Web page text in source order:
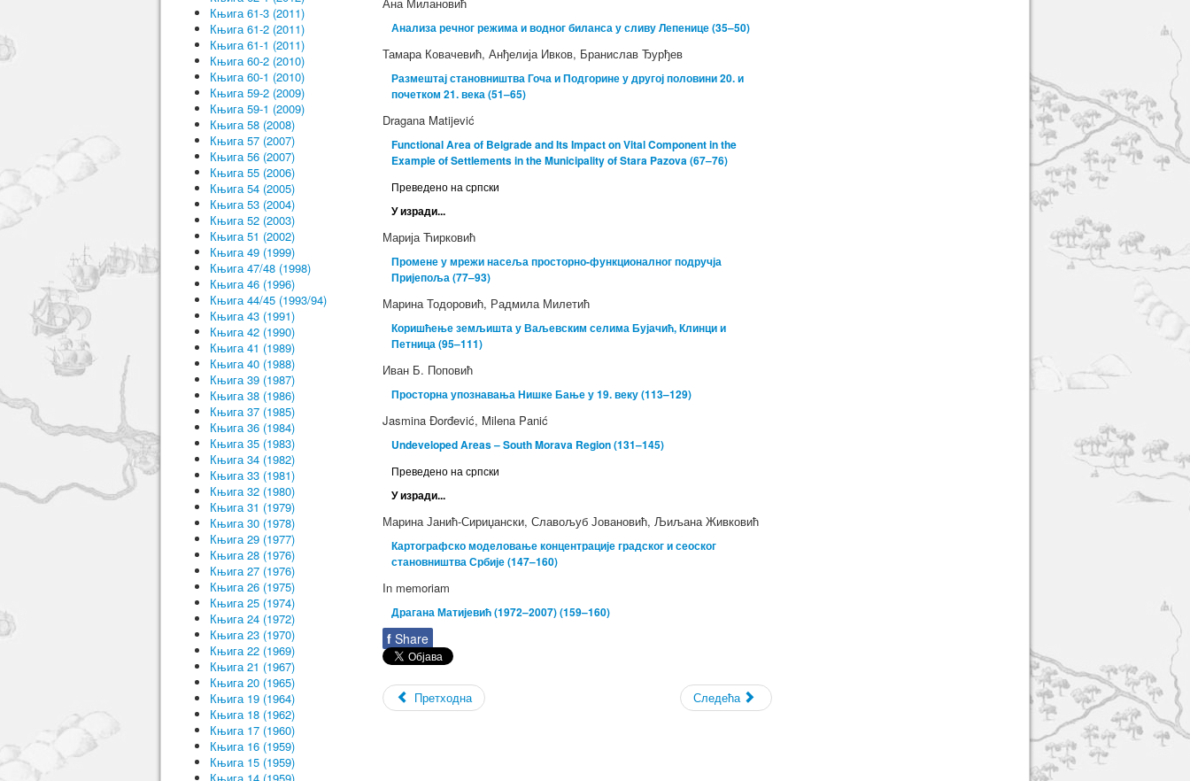
Књига 61-3 (2011)
Књига 61-2 (2011)
Књига 61-1 (2011)
Књига 60-2 (2010)
Књига 60-1 (2010)
Књига 59-2 (2009)
Књига 59-1 (2009)
Књига 58 (2008)
Књига 57 (2007)
Књига 56 (2007)
Књига 55 (2006)
Књига 54 (2005)
Књига 53 (2004)
Књига 52 (2003)
Књига 51 (2002)
Књига 49 (1999)
Књига 47/48 (1998)
Књига 46 (1996)
Књига 44/45 (1993/94)
Књига 43 (1991)
Књига 42 (1990)
Књига 41 (1989)
Књига 40 (1988)
Књига 39 (1987)
Књига 38 (1986)
Књига 37 (1985)
Књига 36 (1984)
Књига 35 (1983)
Књига 34 (1982)
Књига 33 (1981)
Књига 32 (1980)
Књига 31 (1979)
Књига 30 (1978)
Књига 29 (1977)
Књига 28 (1976)
Књига 27 (1976)
Књига 26 (1975)
Књига 25 (1974)
Књига 24 (1972)
Књига 23 (1970)
Књига 22 (1969)
Књига 21 (1967)
Књига 20 (1965)
Књига 19 (1964)
Књига 18 (1962)
Књига 17 (1960)
Књига 16 (1959)
Књига 15 (1959)
Анализа речног режима и водног биланса у сливу Лепенице (35–50)
Тамара Ковачевић, Анђелија Ивков, Бранислав Ђурђев
Размештај становништва Гоча и Подгорине у другој половини 20. и
почетком 21. века (51–65)
Dragana Matijević
Functional Area of Belgrade and Its Impact on Vital Component in the
Example of Settlements in the Municipality of Stara Pazova (67–76)
Преведено на српски
У изради...
Марија Ћирковић
Промене у мрежи насеља просторно-функционалног подручја
Пријепоља (77–93)
Марина Тодоровић, Радмила Милетић
Коришћење земљишта у Ваљевским селима Бујачић, Клинци и
Петница (95–111)
Иван Б. Поповић
Просторна упознавања Нишке Бање у 19. веку (113–129)
Jasmina Đorđević, Milena Panić
Undeveloped Areas – South Morava Region (131–145)
Преведено на српски
У изради...
Марина Јанић-Сириџански, Славољуб Јовановић, Љиљана Живковић
Картографско моделовање концентрације градског и сеоског
становништва Србије (147–160)
In memoriam
Драгана Матијевић (1972–2007) (159–160)
f Share
Претходна Следећа